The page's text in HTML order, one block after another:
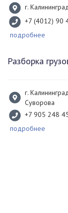
г.
+7 (4012) 90
подробнее
Разборка
г.
Суворова
+7 905 248
подробнее